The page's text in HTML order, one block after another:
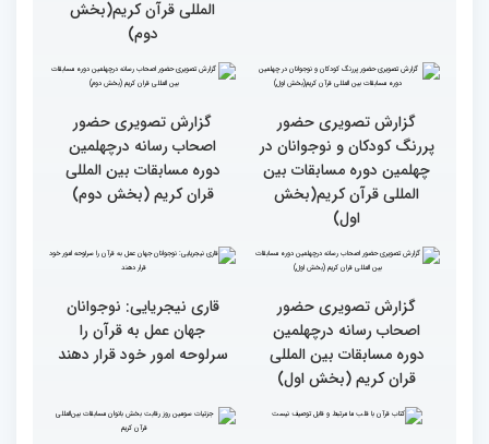
نمایشگاهی چهلمین دوره
مسابقات بین المللی قران
کریم(بخش دوم)
گزارش تصویری حضور
مهمانان در غرفه های
نمایشگاهی چهلمین دوره
مسابقات بین المللی قران
کریم(بخش اول)
گزارش تصویری بازدید
متسابقین چهلمین دوره
مسابقات بین المللی قرآن
کریم از حسینیه جماران
مردم مفاهیم و تعالیم قرآن
را در زندگی به کار گیرند
جزئیات چهارمین روز رقابت
بخش برادران مسابقات
بین‌المللی قرآن کریم
پررنگ کودکان و نوجوانان در
چهلمین دوره مسابقات بین